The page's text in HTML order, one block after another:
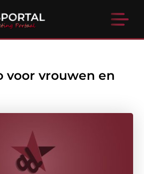
voor vrouwen en